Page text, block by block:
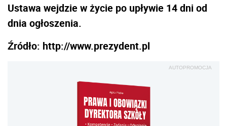
Ustawa wejdzie w życie po upływie 14 dni od
dnia ogłoszenia.
Źródło: http://www.prezydent.pl
AUTOPROMOCJA